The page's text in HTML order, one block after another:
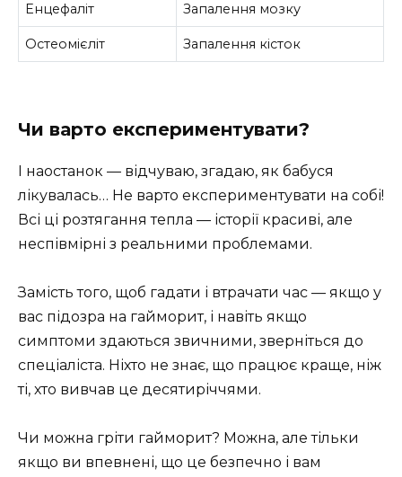
Енцефаліт Запалення мозку
Остеомієліт Запалення кісток
Чи варто експериментувати?
І наостанок — відчуваю, згадаю, як бабуся
лікувалась… Не варто експериментувати на собі!
Всі ці розтягання тепла — історії красиві, але
неспівмірні з реальними проблемами.
Замість того, щоб гадати і втрачати час — якщо у
вас підозра на гайморит, і навіть якщо
симптоми здаються звичними, зверніться до
спеціаліста. Ніхто не знає, що працює краще, ніж
ті, хто вивчав це десятиріччями.
Чи можна гріти гайморит? Можна, але тільки
якщо ви впевнені, що це безпечно і вам